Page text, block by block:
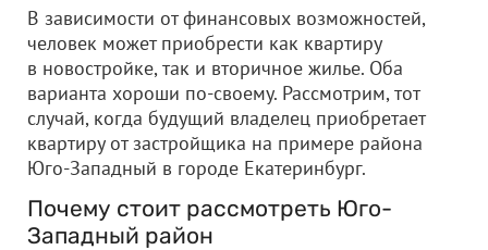
В зависимости от финансовых возможностей,
человек может приобрести как квартиру
в новостройке, так и вторичное жилье. Оба
варианта хороши по-своему. Рассмотрим, тот
случай, когда будущий владелец приобретает
квартиру от застройщика на примере района
Юго-Западный в городе Екатеринбург.
Почему стоит рассмотреть Юго-
Западный район